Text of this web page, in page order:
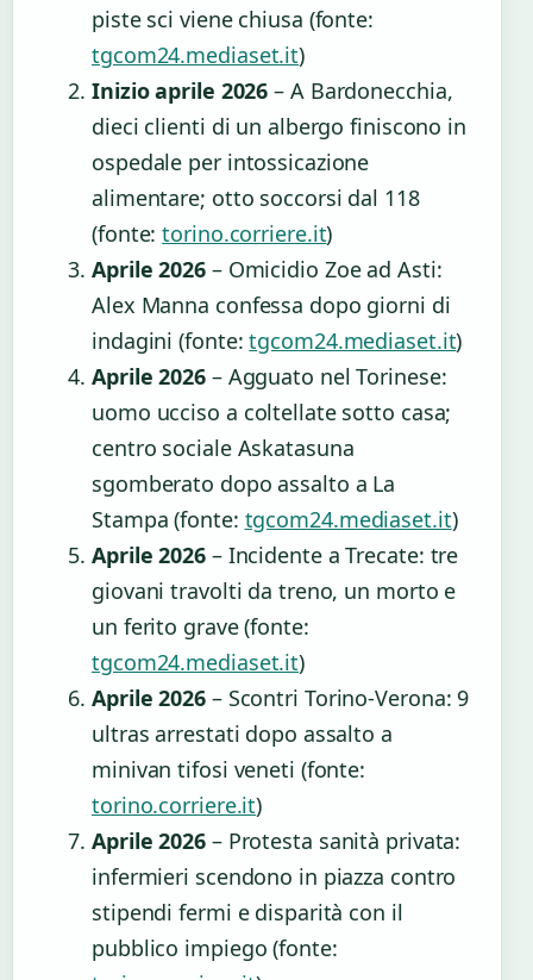
piste sci viene chiusa (fonte:
tgcom24.mediaset.it)
Inizio aprile 2026 – A Bardonecchia,
dieci clienti di un albergo finiscono in
ospedale per intossicazione
alimentare; otto soccorsi dal 118
(fonte:torino.corriere.it)
Aprile 2026– Omicidio Zoe ad Asti:
Alex Manna confessa dopo giorni di
indagini (fonte:tgcom24.mediaset.it)
Aprile 2026– Agguato nel Torinese:
uomo ucciso a coltellate sotto casa;
centro sociale Askatasuna
sgomberato dopo assalto a La
Stampa (fonte: tgcom24.mediaset.it)
Aprile 2026– Incidente a Trecate: tre
giovani travolti da treno, un morto e
un ferito grave (fonte:
tgcom24.mediaset.it)
Aprile 2026– Scontri Torino-Verona: 9
ultras arrestati dopo assalto a
minivan tifosi veneti (fonte:
torino.corriere.it)
Aprile 2026– Protesta sanità privata:
infermieri scendono in piazza contro
stipendi fermi e disparità con il
pubblico impiego (fonte: